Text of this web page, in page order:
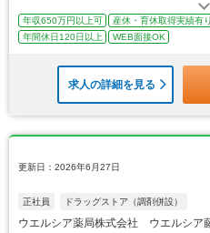
年収650万円以上可 産休・育休取得実績有り
年間休日120日以上
WEB面接OK
求人の詳細を見る
更新日：2026年6月27日
正社員 ドラッグストア（調剤併設）
ウエルシア薬局株式会社 ウエルシア